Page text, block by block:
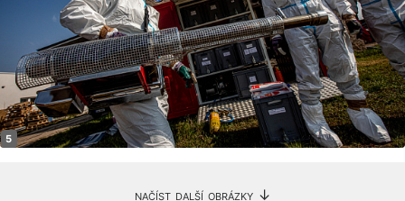
načíst další obrázky ↓